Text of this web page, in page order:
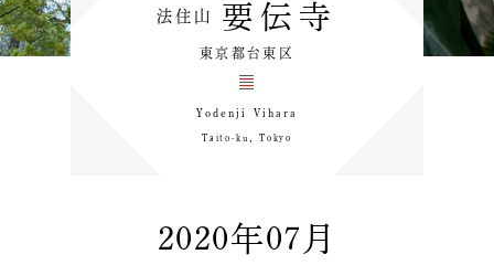
法住山 要伝寺
東京都台東区
Yodenji Vihara
Taito-ku，Tokyo
2020年07月